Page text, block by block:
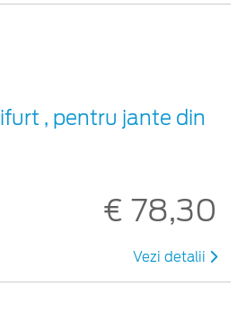
, pentru jante din
€ 78,30
Vezi detalii